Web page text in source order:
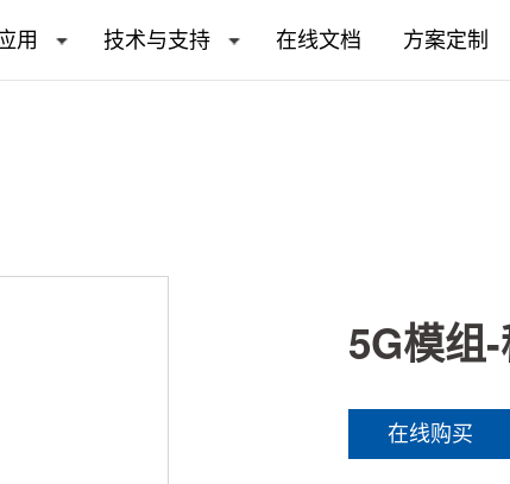
用 技术与支持 在线文档 方案定制
5G模组
在线购买